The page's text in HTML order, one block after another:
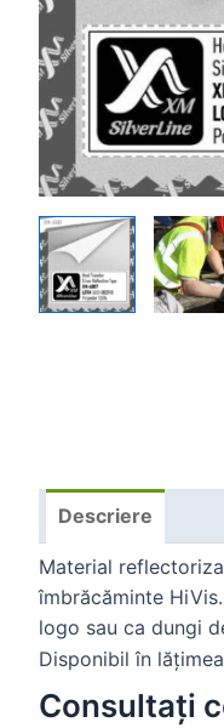
Descriere
Material
îmbrăcăminte
logo sau ca dungi
Disponibil în
Consultați